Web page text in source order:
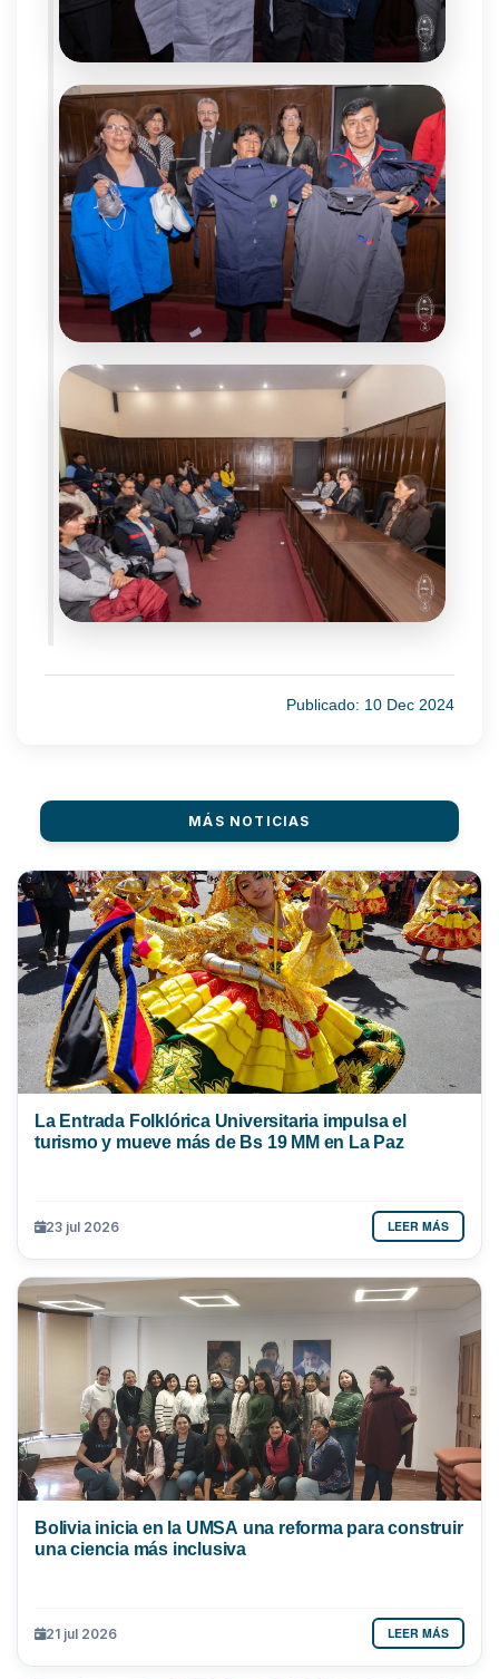
Publicado: 10 Dec 2024
MÁS NOTICIAS
La Entrada Folklórica Universitaria impulsa el
turismo y mueve más de Bs 19 MM en La Paz
23 jul 2026 LEER MÁS
Bolivia inicia en la UMSA una reforma para construir
una ciencia más inclusiva
21 jul 2026 LEER MÁS